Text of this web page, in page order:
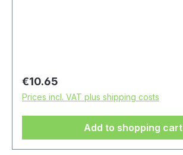
Regular price:
€10.65
Prices incl. VAT plus shipping costs
Add to shopping cart